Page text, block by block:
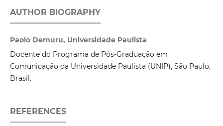
AUTHOR BIOGRAPHY
Paolo Demuru, Universidade Paulista
Docente do Programa de Pós-Graduação em
Comunicação da Universidade Paulista (UNIP), São Paulo,
Brasil.
REFERENCES